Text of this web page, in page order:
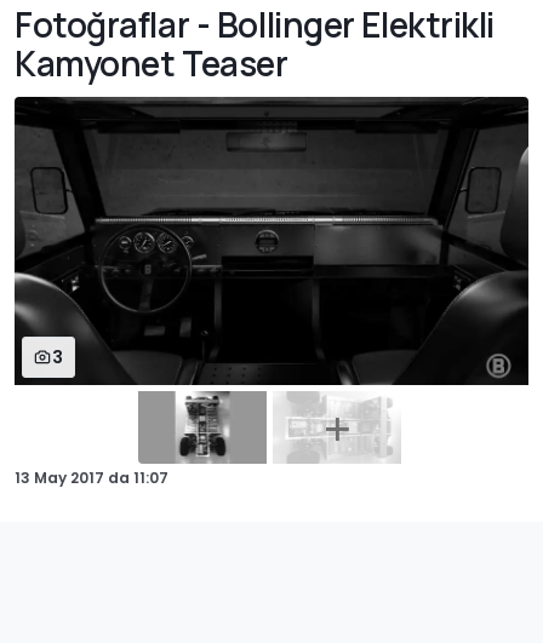
Fotoğraflar - Bollinger Elektrikli
Kamyonet Teaser
3
13 May 2017 da 11:07